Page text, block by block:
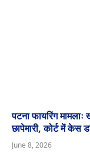
पटना फायरिंग
छापेमारी, कोर्ट में केस
June 8, 2026